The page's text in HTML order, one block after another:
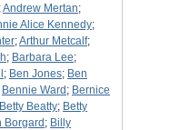
;Andrew Mertan;
Alice Kennedy;
;Arthur Metcalf;
; Barbara Lee;
; Ben Jones; Ben
Bennie Ward ; Bernice
Betty Beatty; Betty
Borgard ; Billy